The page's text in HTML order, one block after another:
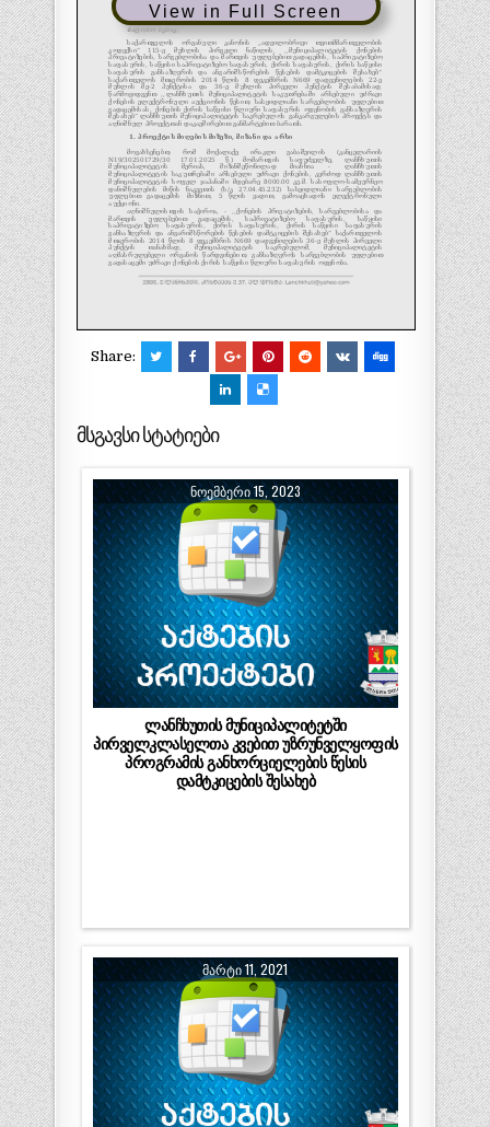
View in Full Screen
Share:
მსგავსი სტატიები
ᲜᲝᲔᲛᲑᲔᲠᲘ 15, 2023
ლანჩხუთის მუნიციპალიტეტში
პირველკლასელთა კვებით უზრუნველყოფის
პროგრამის განხორციელების წესის
დამტკიცების შესახებ
ᲛᲐᲠᲢᲘ 11, 2021